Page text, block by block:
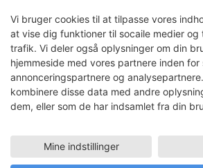
Lars Tingskov
Møbler til Deep Forest
Faciliteter
Vi bruger cookies til at tilpasse vores
at vise dig funktioner til socaile medier og
trafik. Vi deler også oplysninger om din
hjemmeside med vores partnere inden for
annonceringspartnere og
kombinere disse data med andre
dem, eller som de har indsamlet fra din
Mine indstillinger